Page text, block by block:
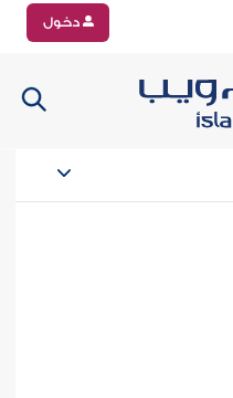
دخول